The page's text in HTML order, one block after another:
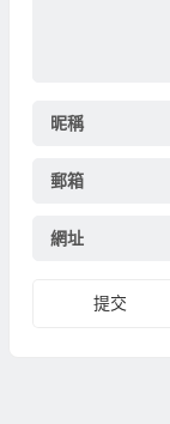
昵稱
郵箱
網址
提交